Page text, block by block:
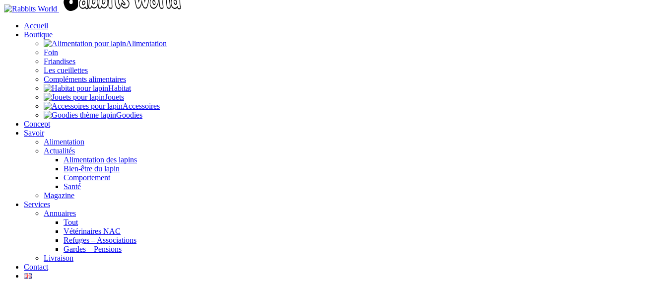
Accueil
Boutique
Alimentation
Foin
Friandises
Les cueillettes
Compléments alimentaires
Habitat
Jouets
Accessoires
Goodies
Concept
Savoir
Alimentation
Actualités
Alimentation des lapins
Bien-être du lapin
Comportement
Santé
Magazine
Services
Annuaires
Tout
Vétérinaires NAC
Refuges – Associations
Gardes – Pensions
Livraison
Contact